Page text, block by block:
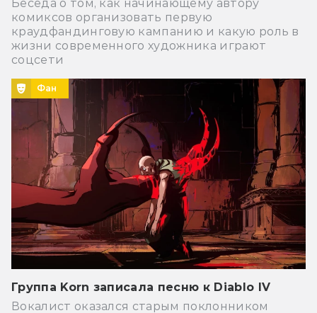
Беседа о том, как начинающему автору
комиксов организовать первую
краудфандинговую кампанию и какую роль в
жизни современного художника играют
соцсети
Фан
Группа Korn записала песню к Diablo IV
Вокалист оказался старым поклонником